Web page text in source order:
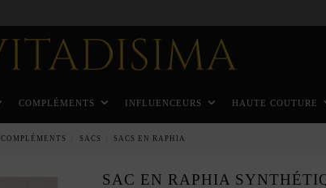
COMPLÉMENTS INFLUENCEURS HAUTE COUTURE
COMPLÉMENTS SACS SACS EN RAPHIA
SAC EN RAPHIA